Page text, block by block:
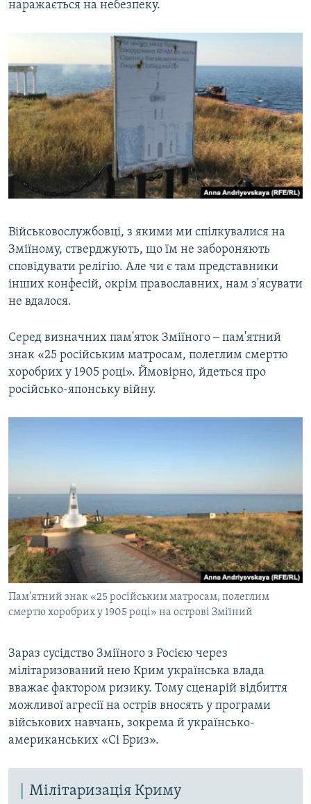
наражається на небезпеку.
Військовослужбовці, з якими ми спілкувалися на
Зміїному, стверджують, що їм не забороняють
сповідувати релігію. Але чи є там представники
інших конфесій, окрім православних, нам з'ясувати
не вдалося.
Серед визначних пам'яток Зміїного ‒ пам'ятний
знак «25 російським матросам, полеглим смертю
хоробрих у 1905 році». Ймовірно, йдеться про
російсько-японську війну.
Пам'ятний знак «25 російським матросам, полеглим
смертю хоробрих у 1905 році» на острові Зміїний
Зараз сусідство Зміїного з Росією через
мілітаризований нею Крим українська влада
вважає фактором ризику. Тому сценарій відбиття
можливої агресії на острів вносять у програми
військових навчань, зокрема й українсько-
американських «Сі Бриз».
Мілітаризація Криму